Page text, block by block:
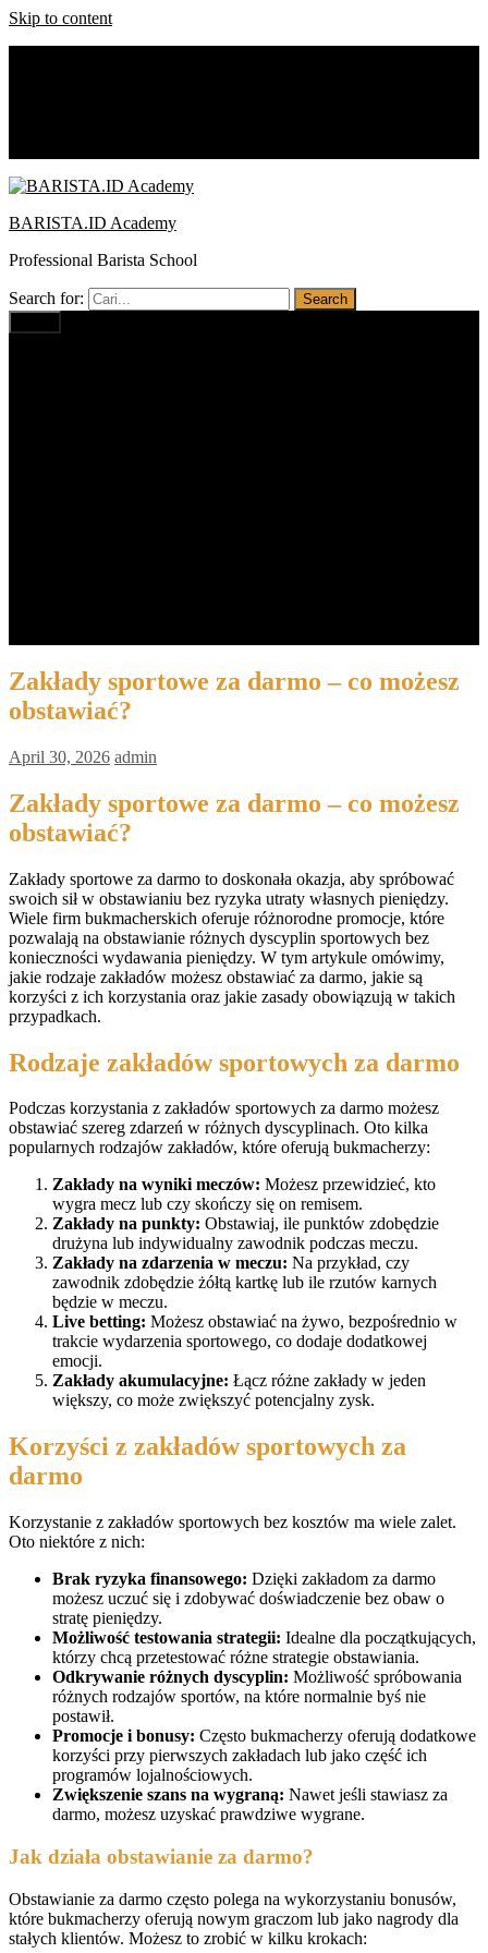
Skip to content
BARISTA.ID Academy
Professional Barista School
Search for:
Zakłady sportowe za darmo – co możesz
obstawiać?
April 30, 2026 admin
Zakłady sportowe za darmo – co możesz
obstawiać?
Zakłady sportowe za darmo to doskonała okazja, aby spróbować
swoich sił w obstawianiu bez ryzyka utraty własnych pieniędzy.
Wiele firm bukmacherskich oferuje różnorodne promocje, które
pozwalają na obstawianie różnych dyscyplin sportowych bez
konieczności wydawania pieniędzy. W tym artykule omówimy,
jakie rodzaje zakładów możesz obstawiać za darmo, jakie są
korzyści z ich korzystania oraz jakie zasady obowiązują w takich
przypadkach.
Rodzaje zakładów sportowych za darmo
Podczas korzystania z zakładów sportowych za darmo możesz
obstawiać szereg zdarzeń w różnych dyscyplinach. Oto kilka
popularnych rodzajów zakładów, które oferują bukmacherzy:
Zakłady na wyniki meczów: Możesz przewidzieć, kto
wygra mecz lub czy skończy się on remisem.
Zakłady na punkty: Obstawiaj, ile punktów zdobędzie
drużyna lub indywidualny zawodnik podczas meczu.
Zakłady na zdarzenia w meczu: Na przykład, czy
zawodnik zdobędzie żółtą kartkę lub ile rzutów karnych
będzie w meczu.
Live betting: Możesz obstawiać na żywo, bezpośrednio w
trakcie wydarzenia sportowego, co dodaje dodatkowej
emocji.
Zakłady akumulacyjne: Łącz różne zakłady w jeden
większy, co może zwiększyć potencjalny zysk.
Korzyści z zakładów sportowych za
darmo
Korzystanie z zakładów sportowych bez kosztów ma wiele zalet.
Oto niektóre z nich:
Brak ryzyka finansowego: Dzięki zakładom za darmo
możesz uczuć się i zdobywać doświadczenie bez obaw o
stratę pieniędzy.
Możliwość testowania strategii: Idealne dla początkujących,
którzy chcą przetestować różne strategie obstawiania.
Odkrywanie różnych dyscyplin: Możliwość spróbowania
różnych rodzajów sportów, na które normalnie byś nie
postawił.
Promocje i bonusy: Często bukmacherzy oferują dodatkowe
korzyści przy pierwszych zakładach lub jako część ich
programów lojalnościowych.
Zwiększenie szans na wygraną: Nawet jeśli stawiasz za
darmo, możesz uzyskać prawdziwe wygrane.
Jak działa obstawianie za darmo?
Obstawianie za darmo często polega na wykorzystaniu bonusów,
które bukmacherzy oferują nowym graczom lub jako nagrody dla
stałych klientów. Możesz to zrobić w kilku krokach: